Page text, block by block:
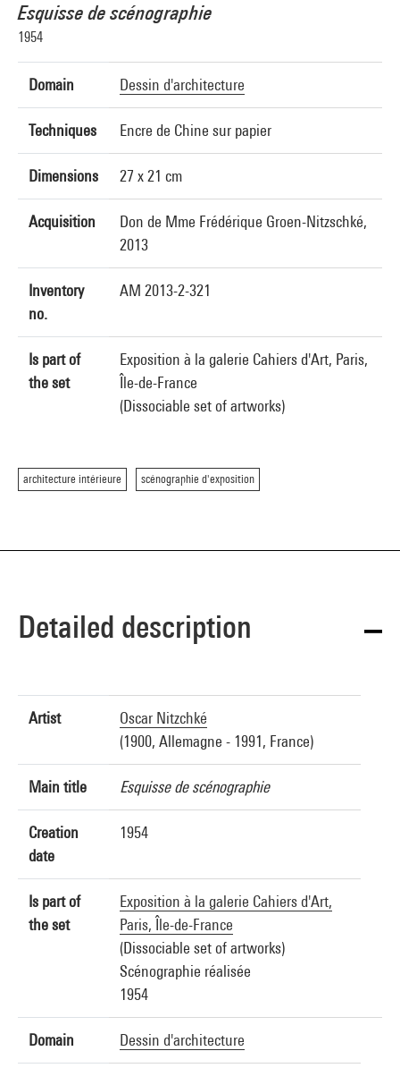
Esquisse de scénographie
1954
Domain Dessin d'architecture
Techniques Encre de Chine sur papier
Dimensions 27 x 21 cm
Acquisition
Don de Mme Frédérique Groen-Nitzschké,
2013
Inventory
no.
AM 2013-2-321
Is part of
the set
Exposition à la galerie Cahiers d'Art, Paris,
Île-de-France
(Dissociable set of artworks)
architecture intérieure scénographie d'exposition
Detailed description
Artist
Oscar Nitzchké
(1900, Allemagne - 1991, France)
Main title Esquisse de scénographie
Creation
date
1954
Is part of
the set
Exposition à la galerie Cahiers d'Art,
Paris, Île-de-France
(Dissociable set of artworks)
Scénographie réalisée
1954
Domain Dessin d'architecture